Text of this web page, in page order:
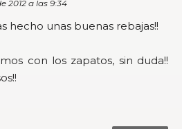
2012 a las 9:34
hecho unas buenas rebajas!!
con los zapatos, sin duda!!